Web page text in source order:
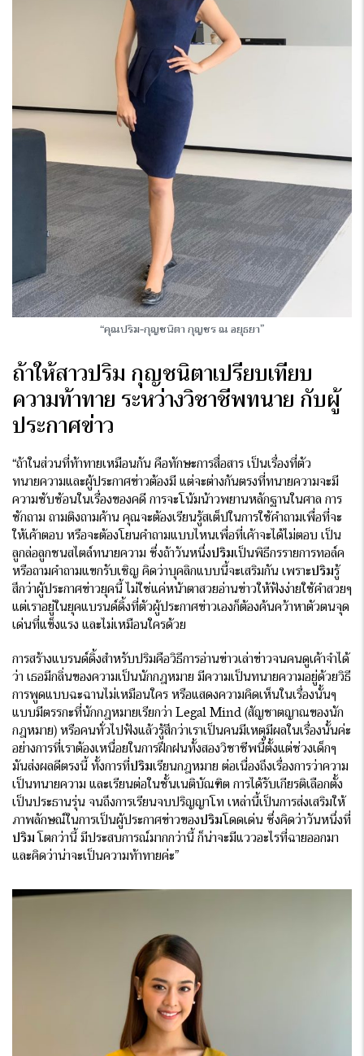
“คุณปริม-กุญชนิตา กุญชร ณ อยุธยา”
ถ้าให้สาวปริม กุญชนิตาเปรียบเทียบ
ความท้าทาย ระหว่างวิชาชีพทนาย กับผู้
ประกาศข่าว
“ถ้าในส่วนที่ท้าทายเหมือนกัน คือทักษะการสื่อสาร เป็นเรื่องที่ตัว
ทนายความและผู้ประกาศข่าวต้องมี แต่จะต่างกันตรงที่ทนายความจะมี
ความซับซ้อนในเรื่องของคดี การจะโน้มน้าวพยานหลักฐานในศาล การ
ซักถาม ถามติงถามค้าน คุณจะต้องเรียนรู้สเต็ปในการใช้คำถามเพื่อที่จะ
ให้เค้าตอบ หรือจะต้องโยนคำถามแบบไหนเพื่อที่เค้าจะได้ไม่ตอบ เป็น
ลูกล่อลูกชนสไตล์ทนายความ ซึ่งถ้าวันหนึ่งปริมเป็นพิธีกรรายการทอล์ค
หรือถามคำถามแขกรับเชิญ คิดว่าบุคลิกแบบนี้จะเสริมกัน เพราะปริมรู้
สึกว่าผู้ประกาศข่าวยุคนี้ ไม่ใช่แค่หน้าตาสวยอ่านข่าวให้ฟังง่ายใช้คำสวยๆ
แต่เราอยู่ในยุคแบรนด์ดิ้งที่ตัวผู้ประกาศข่าวเองก็ต้องค้นคว้าหาตัวตนจุด
เด่นที่แข็งแรง และไม่เหมือนใครด้วย
การสร้างแบรนด์ดิ้งสำหรับปริมคือวิธีการอ่านข่าวเล่าข่าวจนคนดูเค้าจำได้
ว่า เธอมีกลิ่นของความเป็นนักกฎหมาย มีความเป็นทนายความอยู่ด้วยวิธี
การพูดแบบฉะฉานไม่เหมือนใคร หรือแสดงความคิดเห็นในเรื่องนั้นๆ
แบบมีตรรกะที่นักกฎหมายเรียกว่า Legal Mind (สัญชาตญาณของนัก
กฎหมาย) หรือคนทั่วไปฟังแล้วรู้สึกว่าเราเป็นคนมีเหตุมีผลในเรื่องนั้นค่ะ
อย่างการที่เราต้องเหนื่อยในการฝึกฝนทั้งสองวิชาชีพนี้ตั้งแต่ช่วงเด็กๆ
มันส่งผลดีตรงนี้ ทั้งการที่ปริมเรียนกฎหมาย ต่อเนื่องถึงเรื่องการว่าความ
เป็นทนายความ และเรียนต่อในชั้นเนติบัณฑิต การได้รับเกียรติเลือกตั้ง
เป็นประธานรุ่น จนถึงการเรียนจบปริญญาโท เหล่านี้เป็นการส่งเสริมให้
ภาพลักษณ์ในการเป็นผู้ประกาศข่าวของปริมโดดเด่น ซึ่งคิดว่าวันหนึ่งที่
ปริมโตกว่านี้ มีประสบการณ์มากกว่านี้ ก็น่าจะมีแววอะไรที่ฉายออกมา
และคิดว่าน่าจะเป็นความท้าทายค่ะ”